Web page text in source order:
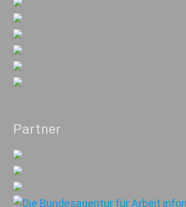
Partner